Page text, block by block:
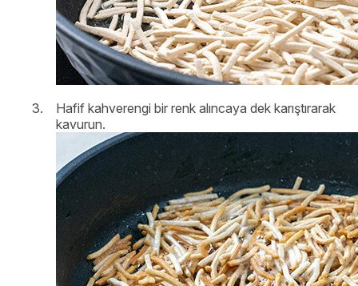
Hafif kahverengi bir renk alıncaya dek karıştırarak
kavurun.